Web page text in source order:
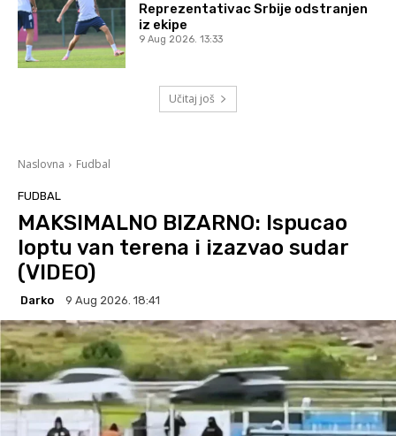
Reprezentativac Srbije odstranjen
iz ekipe
9 Aug 2026. 13:33
Učitaj još